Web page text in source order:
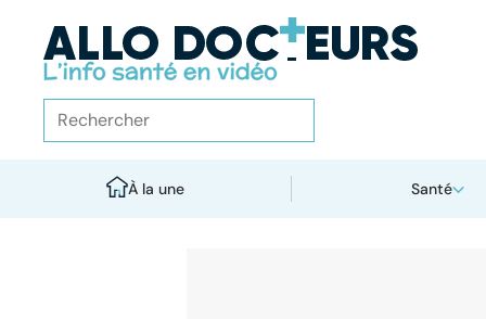
À la une Santé